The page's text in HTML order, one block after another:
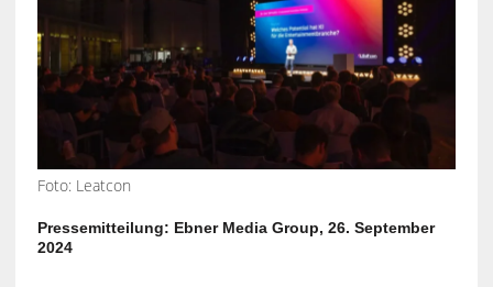
Foto: Leatcon
Pressemitteilung: Ebner Media Group, 26. September
2024